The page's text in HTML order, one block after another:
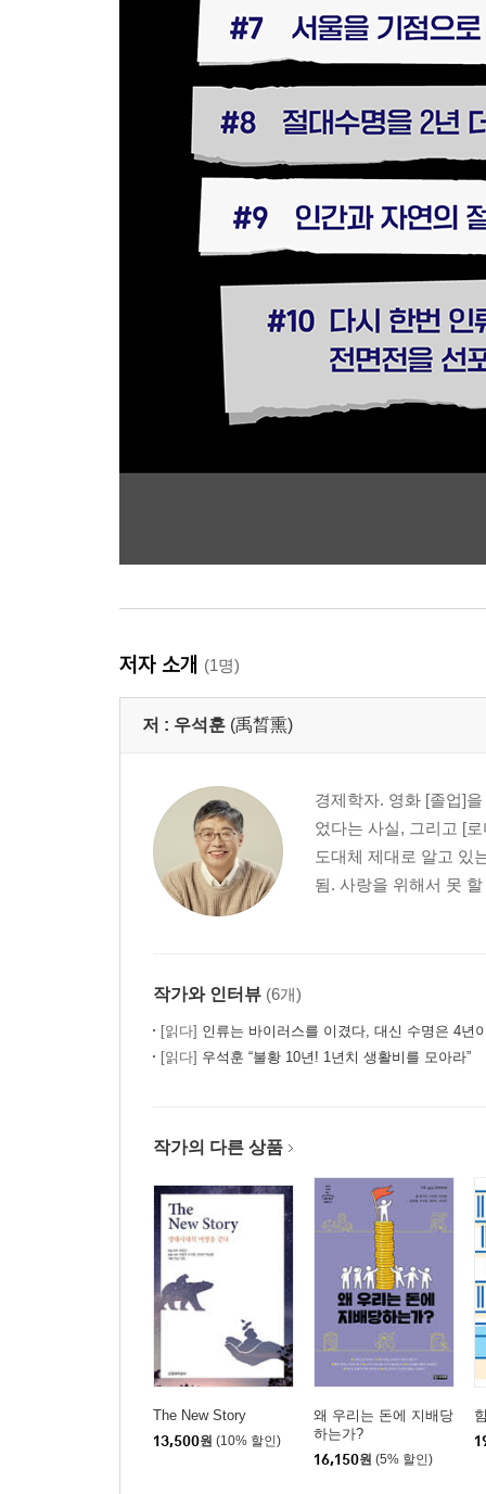
저자 소개 (1명)
저 : 우석훈 (禹晳熏)
경제학자. 영화 [졸업]
었다는 사실, 그리고 [
도대체 제대로 알고 있
됨. 사랑을 위해서 못
작가와 인터뷰 (6개)
[읽다] 인류는 바이러스를 이겼다, 대신 수명은 4년
[읽다] 우석훈 “불황 10년! 1년치 생활비를 모아라”
작가의 다른 상품
The New Story
13,500원 (10% 할인)
왜 우리는 돈에 지배당
하는가?
16,150원 (5% 할인)